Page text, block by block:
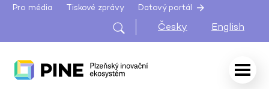
Pro média Tiskové zprávy Datový portál
Česky English